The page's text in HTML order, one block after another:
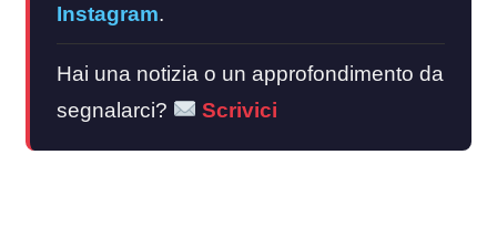
Instagram.
Hai una notizia o un approfondimento da
segnalarci?
Scrivici